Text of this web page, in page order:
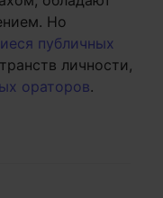
Но
публичных
личности,
ораторов.